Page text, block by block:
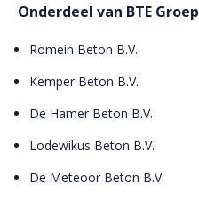
Onderdeel van BTE Groep
Romein Beton B.V.
Kemper Beton B.V.
De Hamer Beton B.V.
Lodewikus Beton B.V.
De Meteoor Beton B.V.